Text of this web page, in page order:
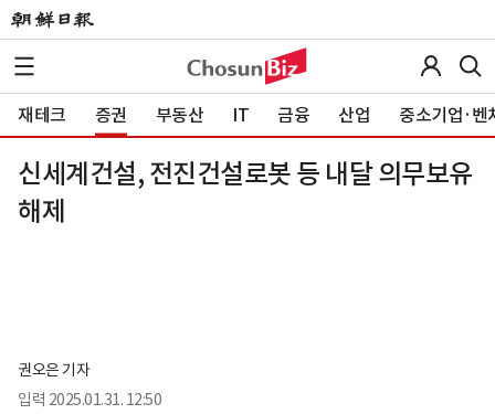
재테크 증권 부동산 IT 금융 산업 중소기업·벤
신세계건설, 전진건설로봇 등 내달 의무보유
해제
권오은 기자
입력 2025.01.31. 12:50